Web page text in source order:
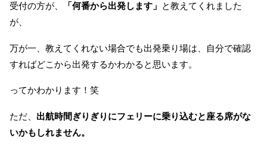
受付の方が、 「何番から出発します」 と教えてくれました
が、
万が一、教えてくれない場合でも出発乗り場は、自分で確認
すればどこから出発するかわかると思います。
ってかわかります！笑
ただ、 出航時間ぎりぎりにフェリーに乗り込むと座る席がな
いかもしれません。